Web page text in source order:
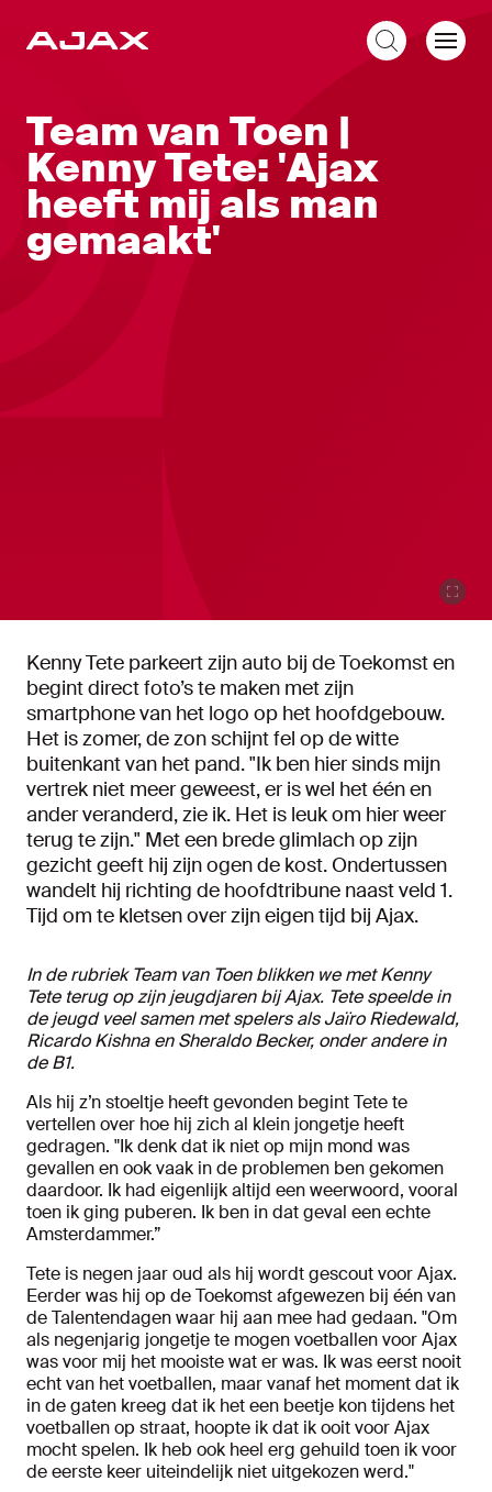
Team van Toen |
Kenny Tete: 'Ajax
heeft mij als man
gemaakt'
Kenny Tete parkeert zijn auto bij de Toekomst en
begint direct foto’s te maken met zijn
smartphone van het logo op het hoofdgebouw.
Het is zomer, de zon schijnt fel op de witte
buitenkant van het pand. "Ik ben hier sinds mijn
vertrek niet meer geweest, er is wel het één en
ander veranderd, zie ik. Het is leuk om hier weer
terug te zijn." Met een brede glimlach op zijn
gezicht geeft hij zijn ogen de kost. Ondertussen
wandelt hij richting de hoofdtribune naast veld 1.
Tijd om te kletsen over zijn eigen tijd bij Ajax.
In de rubriek Team van Toen blikken we met Kenny
Tete terug op zijn jeugdjaren bij Ajax. Tete speelde in
de jeugd veel samen met spelers als Jaïro Riedewald,
Ricardo Kishna en Sheraldo Becker, onder andere in
de B1.
Als hij z’n stoeltje heeft gevonden begint Tete te
vertellen over hoe hij zich al klein jongetje heeft
gedragen. "Ik denk dat ik niet op mijn mond was
gevallen en ook vaak in de problemen ben gekomen
daardoor. Ik had eigenlijk altijd een weerwoord, vooral
toen ik ging puberen. Ik ben in dat geval een echte
Amsterdammer.”
Tete is negen jaar oud als hij wordt gescout voor Ajax.
Eerder was hij op de Toekomst afgewezen bij één van
de Talentendagen waar hij aan mee had gedaan. "Om
als negenjarig jongetje te mogen voetballen voor Ajax
was voor mij het mooiste wat er was. Ik was eerst nooit
echt van het voetballen, maar vanaf het moment dat ik
in de gaten kreeg dat ik het een beetje kon tijdens het
voetballen op straat, hoopte ik dat ik ooit voor Ajax
mocht spelen. Ik heb ook heel erg gehuild toen ik voor
de eerste keer uiteindelijk niet uitgekozen werd."